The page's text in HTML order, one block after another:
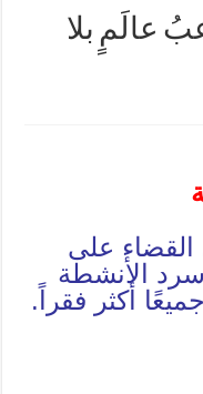
عالَمٍ بلا
القضاء على
سرد الأنشطة
أكثر فقراً.